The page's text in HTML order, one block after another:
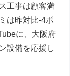
工事は顧客満
は昨対比-4ポ
に、大阪府
設備を応援し